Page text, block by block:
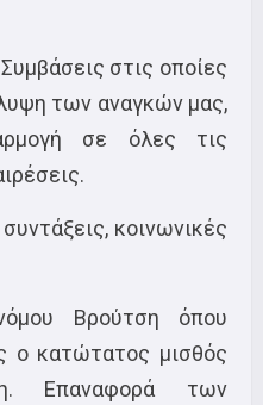
στις οποίες
των αναγκών μας,
σε όλες τις
κοινωνικές
Βρούτση όπου
ο κατώτατος μισθός
Επαναφορά των